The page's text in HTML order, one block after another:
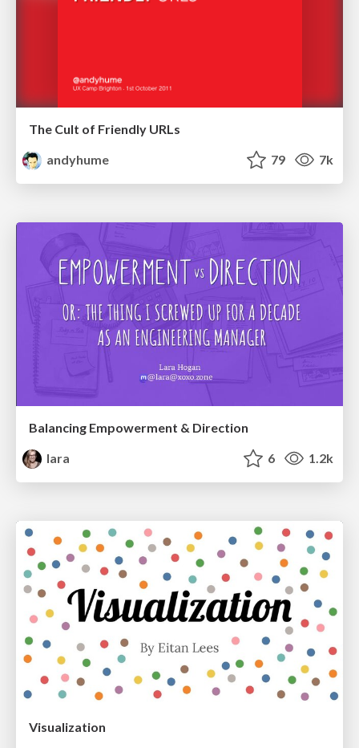
The Cult of Friendly URLs
andyhume
79 7k
Balancing Empowerment & Direction
lara
6 1.2k
Visualization